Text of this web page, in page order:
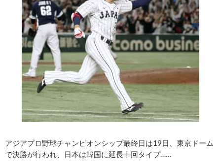
アジアプロ野球チャンピオンシップ最終日は19日、東京ドーム
で決勝が行われ、日本は韓国に延長十回タイブ……